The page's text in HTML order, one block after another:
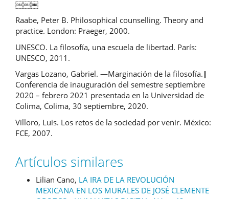
￼￼￼
Raabe, Peter B. Philosophical counselling. Theory and
practice. London: Praeger, 2000.
UNESCO. La filosofía, una escuela de libertad. París:
UNESCO, 2011.
Vargas Lozano, Gabriel. ―Marginación de la filosofía.‖
Conferencia de inauguración del semestre septiembre
2020 – febrero 2021 presentada en la Universidad de
Colima, Colima, 30 septiembre, 2020.
Villoro, Luis. Los retos de la sociedad por venir. México:
FCE, 2007.
Artículos similares
Lilian Cano, LA IRA DE LA REVOLUCIÓN
MEXICANA EN LOS MURALES DE JOSÉ CLEMENTE